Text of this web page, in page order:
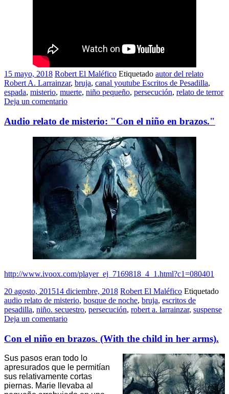
15 mayo, 2018 Robert El Maléfico Etiquetado autor del relato
Robert A. Larrainzar, bruja, canal youtube Escritos de Pesadilla,
espada, misterio, muerte, niño pequeño, persecución, relato de terror
Deja un comentario
Audio relato de misterio: "Con el niño en brazos."
http://www.ivoox.com/player_ej_7169818_4_1.html?c1=080401
20 agosto, 201514 diciembre, 2018 Robert El Maléfico Etiquetado
audio relato de misterio, bosque de noche, bruja, escritos de
pesadilla, niño. secuestro, persecución, robert a. larrainzar, suspense
Deja un comentario
Con el niño en brazos. (With the child in her arms).
Sus pasos eran todo lo
apresurados que le permitían
sus relativamente cortas
piernas. Marie llevaba al